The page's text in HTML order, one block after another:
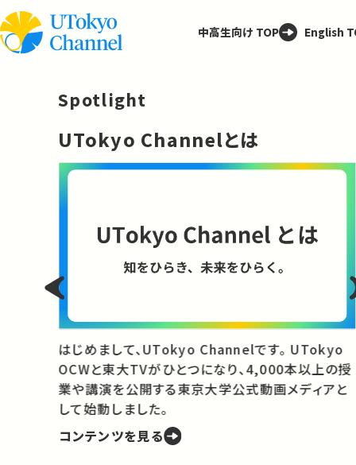
中高生向け TOP English
Spotlight
UTokyo Channelとは
はじめまして、UTokyo Channelです。 UTokyo
OCWと東大TVがひとつになり、4,000本以上の授
業や講演を公開する東京大学公式動画メディアと
して始動しました。
コンテンツを見る